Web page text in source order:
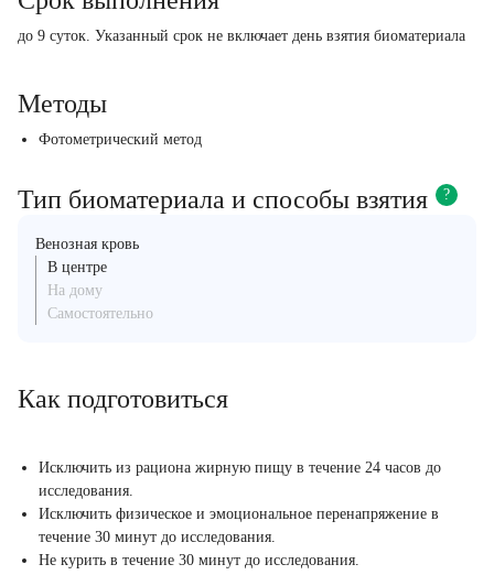
до 9 суток. Указанный срок не включает день взятия биоматериала
Методы
Фотометрический метод
Тип биоматериала и способы взятия ?
Венозная кровь
В центре
На дому
Самостоятельно
Как подготовиться
Исключить из рациона жирную пищу в течение 24 часов до
исследования.
Исключить физическое и эмоциональное перенапряжение в
течение 30 минут до исследования.
Не курить в течение 30 минут до исследования.